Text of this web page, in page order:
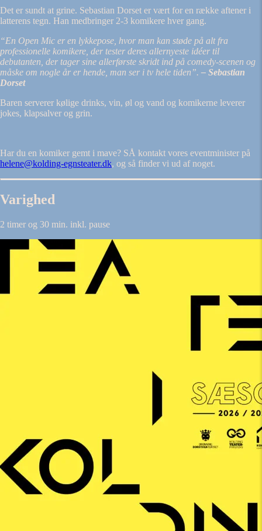
Det er sundt at grine. Sebastian Dorset er vært for en række aftener i
latterens tegn. Han medbringer 2-3 komikere hver gang.
“En Open Mic er en lykkepose, hvor man kan støde på alt fra
professionelle komikere, der tester deres allernyeste idéer til
debutanten, der tager sine allerførste skridt ind på comedy-scenen og
måske om nogle år er hende, man ser i tv hele tiden”.– Sebastian
Dorset
Baren serverer kølige drinks, vin, øl og vand og komikerne leverer
jokes, klapsalver og grin.
Har du en komiker gemt i mave? SÅ kontakt vores eventminister på
helene@kolding-egnsteater.dk, og så finder vi ud af noget.
Varighed
2 timer og 30 min. inkl. pause